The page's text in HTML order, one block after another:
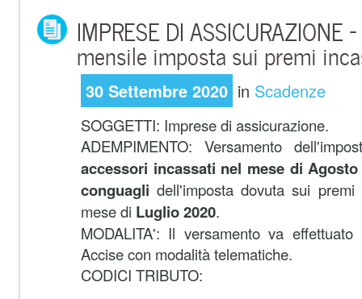
IMPRESE DI ASSICURAZIONE
mensile imposta sui premi
30 Settembre 2020 in Scadenze
SOGGETTI: Imprese di assicurazione.
ADEMPIMENTO: Versamento
accessori incassati nel mese di Agosto
conguagli dell'imposta dovuta sui
mese di Luglio 2020.
MODALITA': Il versamento va
Accise con modalità telematiche.
CODICI TRIBUTO: